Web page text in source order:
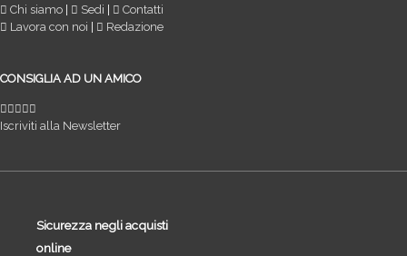
Chi siamo
Sedi
Contatti
Lavora con noi
Redazione
CONSIGLIA AD UN AMICO
Iscriviti alla Newsletter
Sicurezza negli acquisti
online